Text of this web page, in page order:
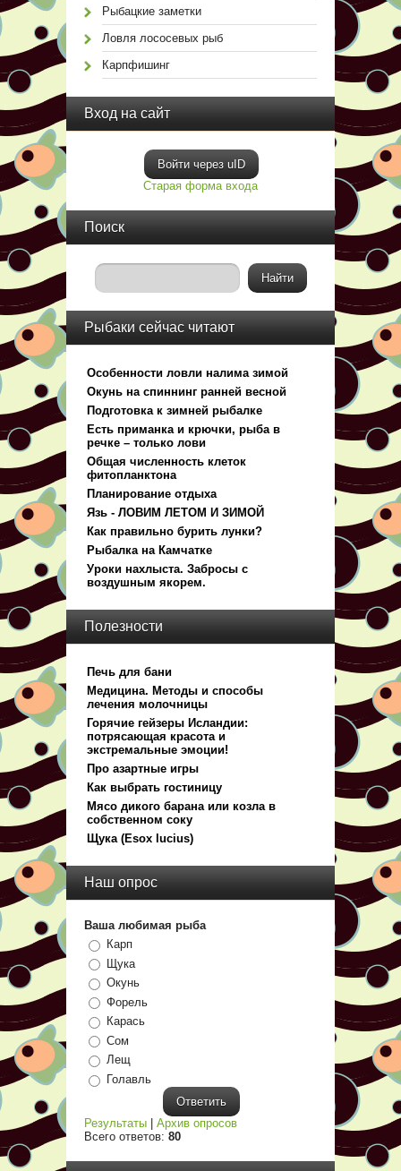
Рыбацкие заметки
Ловля лососевых рыб
Карпфишинг
Вход на сайт
Войти через uID
Старая форма входа
Поиск
Рыбаки сейчас читают
Особенности ловли налима зимой
Окунь на спиннинг ранней весной
Подготовка к зимней рыбалке
Есть приманка и крючки, рыба в
речке – только лови
Общая численность клеток
фитопланктона
Планирование отдыха
Язь - ЛОВИМ ЛЕТОМ И ЗИМОЙ
Как правильно бурить лунки?
Рыбалка на Камчатке
Уроки нахлыста. Забросы с
воздушным якорем.
Полезности
Печь для бани
Медицина. Методы и способы
лечения молочницы
Горячие гейзеры Исландии:
потрясающая красота и
экстремальные эмоции!
Про азартные игры
Как выбрать гостиницу
Мясо дикого барана или козла в
собственном соку
Щука (Esox lucius)
Наш опрос
Ваша любимая рыба
Карп
Щука
Окунь
Форель
Карась
Сом
Лещ
Голавль
Результаты | Архив опросов
Всего ответов: 80